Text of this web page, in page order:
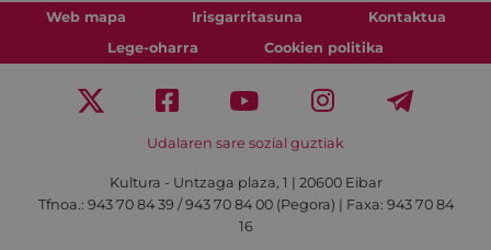
Web mapa Irisgarritasuna
Kontaktua
Lege-oharra
Cookien politika
Udalaren sare sozial guztiak
Kultura - Untzaga plaza, 1 | 20600 Eibar
Tfnoa.: 943 70 84 39 / 943 70 84 00 (Pegora) | Faxa: 943 70 84
16